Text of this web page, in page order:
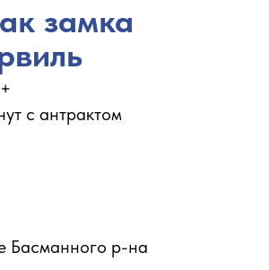
Басманного р-на
замка
с антрактом